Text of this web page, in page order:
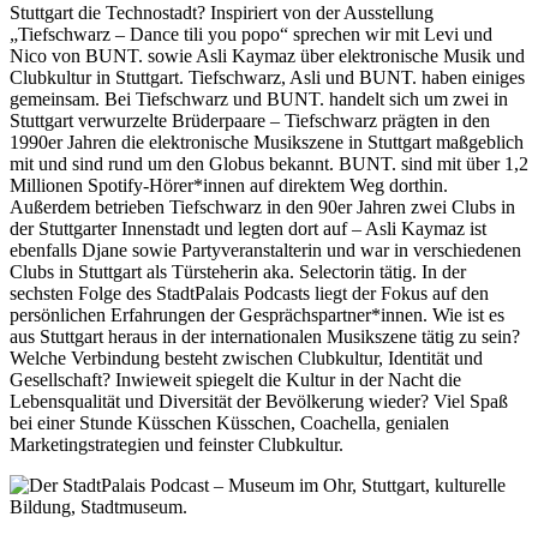
Stuttgart die Technostadt? Inspiriert von der Ausstellung
„Tiefschwarz – Dance tili you popo“ sprechen wir mit Levi und
Nico von BUNT. sowie Asli Kaymaz über elektronische Musik und
Clubkultur in Stuttgart. Tiefschwarz, Asli und BUNT. haben einiges
gemeinsam. Bei Tiefschwarz und BUNT. handelt sich um zwei in
Stuttgart verwurzelte Brüderpaare – Tiefschwarz prägten in den
1990er Jahren die elektronische Musikszene in Stuttgart maßgeblich
mit und sind rund um den Globus bekannt. BUNT. sind mit über 1,2
Millionen Spotify-Hörer*innen auf direktem Weg dorthin.
Außerdem betrieben Tiefschwarz in den 90er Jahren zwei Clubs in
der Stuttgarter Innenstadt und legten dort auf – Asli Kaymaz ist
ebenfalls Djane sowie Partyveranstalterin und war in verschiedenen
Clubs in Stuttgart als Türsteherin aka. Selectorin tätig. In der
sechsten Folge des StadtPalais Podcasts liegt der Fokus auf den
persönlichen Erfahrungen der Gesprächspartner*innen. Wie ist es
aus Stuttgart heraus in der internationalen Musikszene tätig zu sein?
Welche Verbindung besteht zwischen Clubkultur, Identität und
Gesellschaft? Inwieweit spiegelt die Kultur in der Nacht die
Lebensqualität und Diversität der Bevölkerung wieder? Viel Spaß
bei einer Stunde Küsschen Küsschen, Coachella, genialen
Marketingstrategien und feinster Clubkultur.